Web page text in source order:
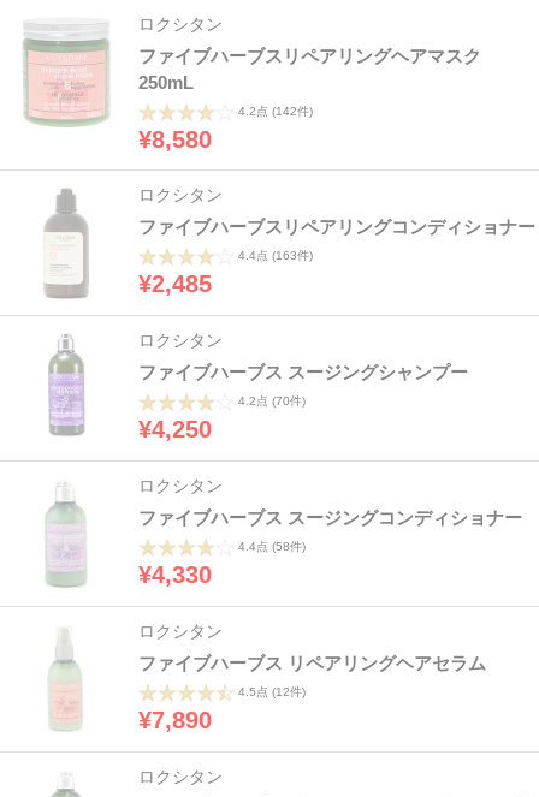
ロクシタン
ファイブハーブスリペアリングヘアマスク
250mL
4.2点 (142件)
¥8,580
ロクシタン
ファイブハーブスリペアリングコンディショナー
4.4点 (163件)
¥2,485
ロクシタン
ファイブハーブス スージングシャンプー
4.2点 (70件)
¥4,250
ロクシタン
ファイブハーブス スージングコンディショナー
4.4点 (58件)
¥4,330
ロクシタン
ファイブハーブス リペアリングヘアセラム
4.5点 (12件)
¥7,890
ロクシタン